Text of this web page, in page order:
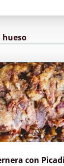
hueso
con